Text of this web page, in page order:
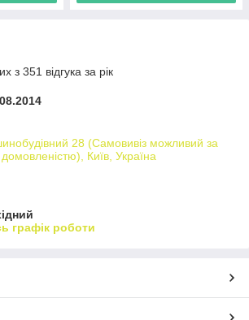
з 351 відгука за рік
28 (Самовивіз можливий за
Київ, Україна
графік роботи